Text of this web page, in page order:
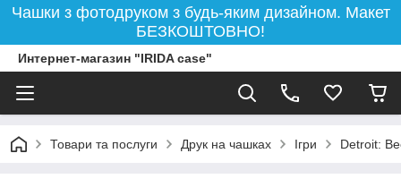
Чашки з фотодруком з будь-яким дизайном. Макет
БЕЗКОШТОВНО!
Интернет-магазин "IRIDA case"
Товари та послуги Друк на чашках Ігри Detroit: